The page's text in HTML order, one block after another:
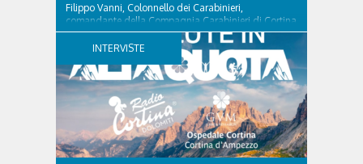
Filippo Vanni, Colonnello dei Carabinieri,
comandante della Compagnia Carabinieri di Cortina
d’Ampezzo sino al 2010, esperto di legislazione
nazionale ed europea, è l’ideatore del progetto di
tutela “Una stanza tutta per sé”, modello diffuso in
Italia e Francia. Giurista e autore, svolge...
INTERVISTE